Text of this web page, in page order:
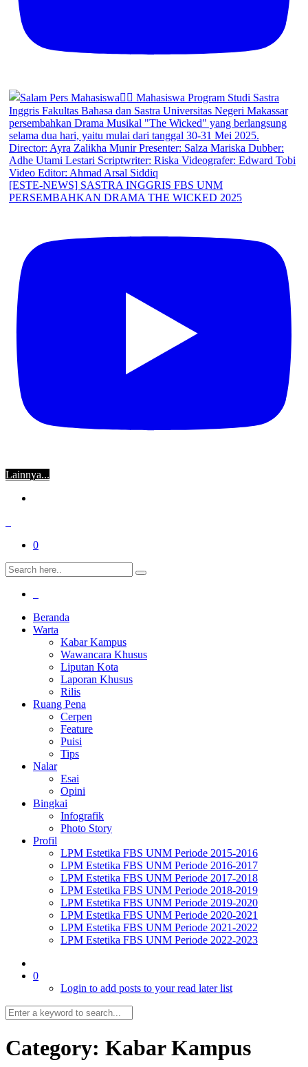
[ESTE-NEWS] SASTRA INGGRIS FBS UNM
PERSEMBAHKAN DRAMA THE WICKED 2025
Lainnya...
0
Beranda
Warta
Kabar Kampus
Wawancara Khusus
Liputan Kota
Laporan Khusus
Rilis
Ruang Pena
Cerpen
Feature
Puisi
Tips
Nalar
Esai
Opini
Bingkai
Infografik
Photo Story
Profil
LPM Estetika FBS UNM Periode 2015-2016
LPM Estetika FBS UNM Periode 2016-2017
LPM Estetika FBS UNM Periode 2017-2018
LPM Estetika FBS UNM Periode 2018-2019
LPM Estetika FBS UNM Periode 2019-2020
LPM Estetika FBS UNM Periode 2020-2021
LPM Estetika FBS UNM Periode 2021-2022
LPM Estetika FBS UNM Periode 2022-2023
0
Login to add posts to your read later list
Category: Kabar Kampus